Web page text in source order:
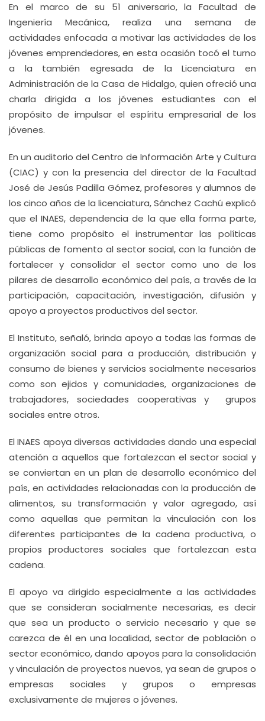
En el marco de su 51 aniversario, la Facultad de
Ingeniería Mecánica, realiza una semana de
actividades enfocada a motivar las actividades de los
jóvenes emprendedores, en esta ocasión tocó el turno
a la también egresada de la Licenciatura en
Administración de la Casa de Hidalgo, quien ofreció una
charla dirigida a los jóvenes estudiantes con el
propósito de impulsar el espíritu empresarial de los
jóvenes.
En un auditorio del Centro de Información Arte y Cultura
(CIAC) y con la presencia del director de la Facultad
José de Jesús Padilla Gómez, profesores y alumnos de
los cinco años de la licenciatura, Sánchez Cachú explicó
que el INAES, dependencia de la que ella forma parte,
tiene como propósito el instrumentar las políticas
públicas de fomento al sector social, con la función de
fortalecer y consolidar el sector como uno de los
pilares de desarrollo económico del país, a través de la
participación, capacitación, investigación, difusión y
apoyo a proyectos productivos del sector.
El Instituto, señaló, brinda apoyo a todas las formas de
organización social para a producción, distribución y
consumo de bienes y servicios socialmente necesarios
como son ejidos y comunidades, organizaciones de
trabajadores, sociedades cooperativas y grupos
sociales entre otros.
El INAES apoya diversas actividades dando una especial
atención a aquellos que fortalezcan el sector social y
se conviertan en un plan de desarrollo económico del
país, en actividades relacionadas con la producción de
alimentos, su transformación y valor agregado, así
como aquellas que permitan la vinculación con los
diferentes participantes de la cadena productiva, o
propios productores sociales que fortalezcan esta
cadena.
El apoyo va dirigido especialmente a las actividades
que se consideran socialmente necesarias, es decir
que sea un producto o servicio necesario y que se
carezca de él en una localidad, sector de población o
sector económico, dando apoyos para la consolidación
y vinculación de proyectos nuevos, ya sean de grupos o
empresas sociales y grupos o empresas
exclusivamente de mujeres o jóvenes.